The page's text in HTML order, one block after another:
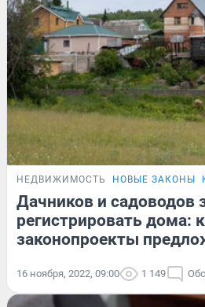
НЕДВИЖИМОСТЬ НОВЫЕ ЗАКОНЫ
Дачников и садоводов
регистрировать дома:
законопроекты
16 ноября, 2022, 09:00 1 149